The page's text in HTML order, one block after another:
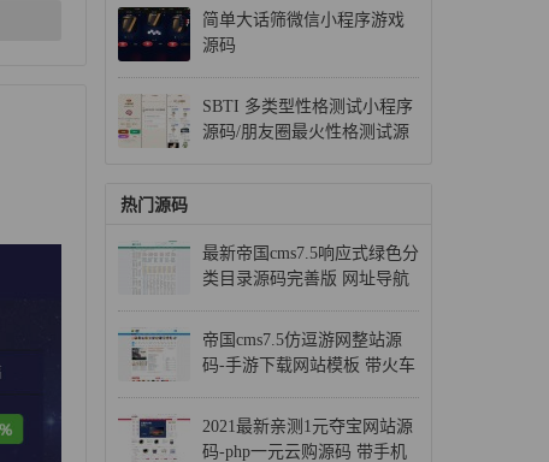
简单大话筛微信小程序游戏
源码
SBTI 多类型性格测试小程序
源码/朋友圈最火性格测试源
热门源码
最新帝国cms7.5响应式绿色分
类目录源码完善版 网址导航
帝国cms7.5仿逗游网整站源
码-手游下载网站模板 带火车
2021最新亲测1元夺宝网站源
码-php一元云购源码 带手机